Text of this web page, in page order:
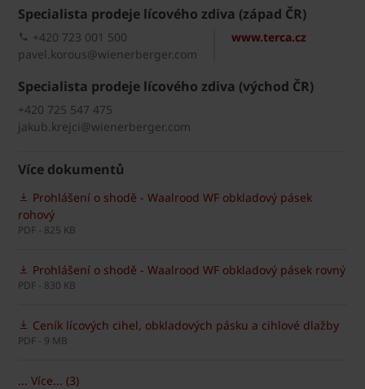
Specialista prodeje lícového zdiva (západ ČR)
www.terca.cz
+420 723 001 500
pavel.korous@wienerberger.com
Specialista prodeje lícového zdiva (východ ČR)
+420 725 547 475
jakub.krejci@wienerberger.com
Více dokumentů
Prohlášení o shodě - Waalrood WF obkladový pásek
rohový
PDF - 825 KB
Prohlášení o shodě - Waalrood WF obkladový pásek rovný
PDF - 830 KB
Ceník lícových cihel, obkladových pásku a cihlové dlažby
PDF - 9 MB
... Více... (3)